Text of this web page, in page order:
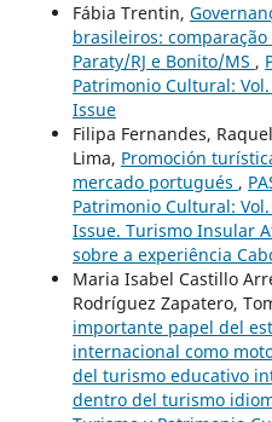
Fábia Trentin,
brasileiros: comparação
Paraty/RJ e Bonito/MS ,
Patrimonio Cultural:
Issue
Filipa Fernandes,
Lima, Promoción
mercado portugués ,
Patrimonio Cultural:
Issue. Turismo Insular
sobre a experiência
Maria Isabel Castillo
Rodríguez Zapatero,
importante papel del
internacional como
del turismo educativo
dentro del turismo